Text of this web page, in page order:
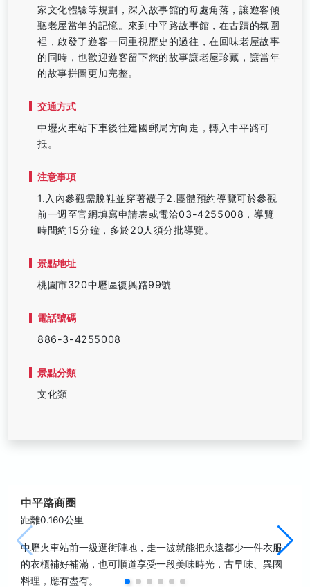
家文化體驗等規劃，深入故事館的每處角落，讓遊客傾
聽老屋當年的記憶。來到中平路故事館，在古蹟的氛圍
裡，啟發了遊客一同重視歷史的過往，在回味老屋故事
的同時，也歡迎遊客留下您的故事讓老屋珍藏，讓當年
的故事拼圖更加完整。
交通方式
中壢火車站下車後往建國郵局方向走，轉入中平路可
抵。
注意事項
1.入內參觀需脫鞋並穿著襪子2.團體預約導覽可於參觀
前一週至官網填寫申請表或電洽03-4255008，導覽
時間約15分鐘，多於20人須分批導覽。
景點地址
桃園市320中壢區復興路99號
電話號碼
886-3-4255008
景點分類
文化類
中平路商圈
距離0.160公里
中壢火車站前一級逛街陣地，走一波就能把永遠都少一件衣服
的衣櫃補好補滿，也可順道享受一段美味時光，古早味、異國
料理，應有盡有。